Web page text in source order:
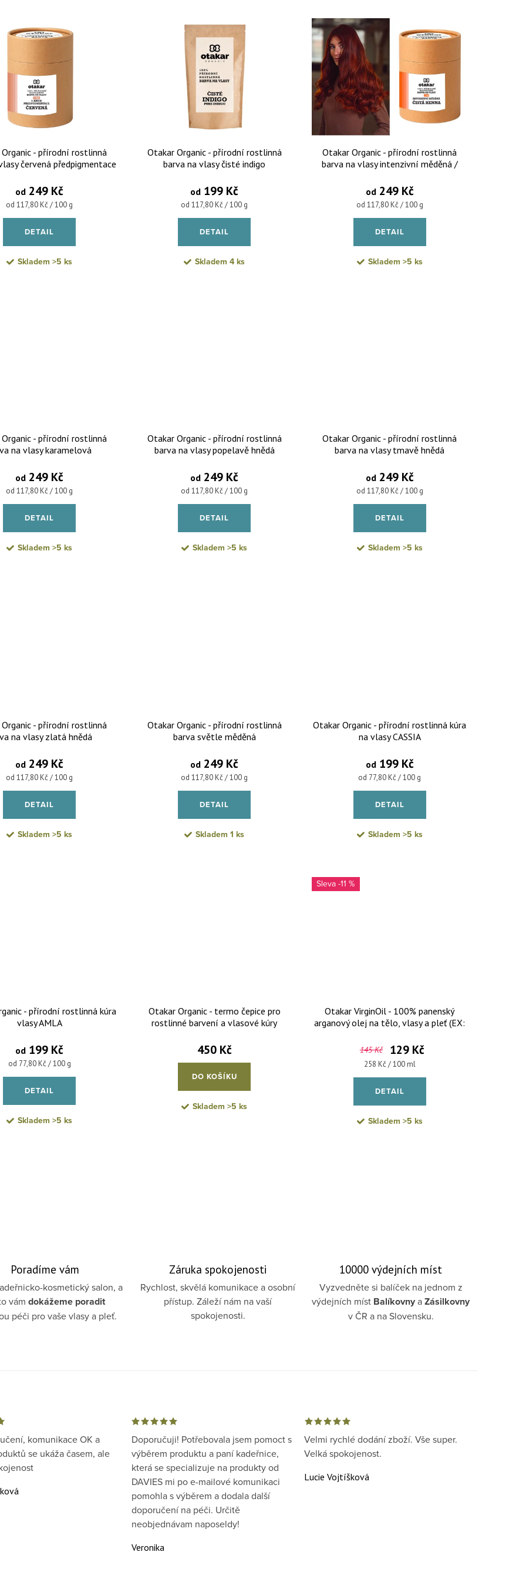
- přírodní rostlinná
červená předpigmentace
od 249 Kč
Měrná cena:
od 117,80 Kč / 100 g
DETAIL
Skladem>5 ks
Otakar Organic - přírodní rostlinná
barva na vlasy čisté indigo
od 199 Kč
Měrná cena:
od 117,80 Kč / 100 g
DETAIL
Skladem4 ks
Otakar Organic - přírodní rostlinná
barva na vlasy intenzivní měděná /
od249 Kč
Měrná cena:
od 117,80 Kč / 100 g
DETAIL
Skladem >5 ks
- přírodní rostlinná
na vlasy karamelová
od 249 Kč
Měrná cena:
od 117,80 Kč / 100 g
DETAIL
Skladem>5 ks
Otakar Organic - přírodní rostlinná
barva na vlasy popelavě hnědá
od 249 Kč
Měrná cena:
od 117,80 Kč / 100 g
DETAIL
Skladem>5 ks
Otakar Organic - přírodní rostlinná
barva na vlasy tmavě hnědá
od249 Kč
Měrná cena:
od 117,80 Kč / 100 g
DETAIL
Skladem >5 ks
- přírodní rostlinná
na vlasy zlatá hnědá
od 249 Kč
Měrná cena:
od 117,80 Kč / 100 g
DETAIL
Skladem>5 ks
Otakar Organic - přírodní rostlinná
barva světle měděná
od 249 Kč
Měrná cena:
od 117,80 Kč / 100 g
DETAIL
Skladem1 ks
Otakar Organic - přírodní rostlinná kúra
na vlasy CASSIA
od199 Kč
Měrná cena:
od 77,80 Kč / 100 g
DETAIL
Skladem >5 ks
- přírodní rostlinná kúra
vlasy AMLA
od 199 Kč
Měrná cena:
od 77,80 Kč / 100 g
DETAIL
Skladem>5 ks
Otakar Organic - termo čepice pro
rostlinné barvení a vlasové kúry
450 Kč
DO KOŠÍKU
Skladem>5 ks
-11 %
Otakar VirginOil - 100% panenský
arganový olej na tělo, vlasy a pleť (EX:
145 Kč 129 Kč
Měrná cena:
258 Kč / 100 ml
DETAIL
Skladem >5 ks
Poradíme vám
kosmetický salon, a
vámdokážeme poradit
péči pro vaše vlasy a pleť.
Záruka spokojenosti
Rychlost, skvělá komunikace a osobní
přístup. Záleží nám na vaší
spokojenosti.
10000 výdejních míst
Vyzvedněte si balíček na jednom z
výdejních míst BalíkovnyaZásilkovny
v ČR a na Slovensku.
komunikace OK a
se ukáža časem, ale
Doporučuji! Potřebovala jsem pomoct s
výběrem produktu a paní kadeřnice,
která se specializuje na produkty od
DAVIES mi po e-mailové komunikaci
pomohla s výběrem a dodala další
doporučení na péči. Určitě
neobjednávam naposeldy!
Veronika
Velmi rychlé dodání zboží. Vše super.
Velká spokojenost.
Lucie Vojtíšková